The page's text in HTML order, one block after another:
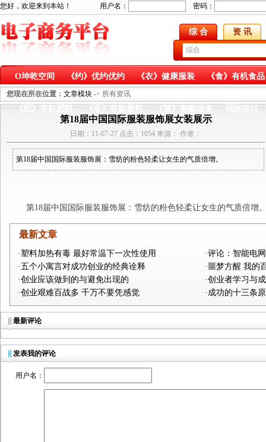
您好，欢迎来到本站！ 用户名： 密码：
综 合 资 讯
O坤乾空间 《约》优约优约 《衣》健康服装
《食》有机食品
《乐》健康娱乐
《医》药食同源
《肥》有机肥料
《香》有机香料 《智》智能设备 国际项目
您现在所在位置： 文章模块 -> 所有资讯
第18届中国国际服装服饰展女装展示
日期：11-07-27 点击：1054 来源： 作者：
第18届中国国际服装服饰展：雪纺的粉色轻柔让女生的气质倍增。
第18届中国国际服装服饰展：雪纺的粉色轻柔让女生的气质倍增
最新文章
·塑料加热有毒 最好常温下一次性使用
·评论：智能电
·五个小寓言对成功创业的经典诠释
·噩梦方醒 我的
·创业应该做到的与避免出现的
·创业者学习与
·创业艰难百战多 千万不要凭感觉
·成功的十三条
最新评论
发表我的评论
用户名：